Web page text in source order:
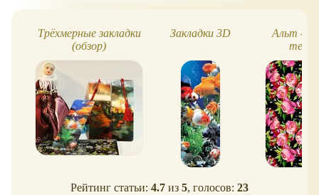
200-летию сражения под
Бородино. Использованы
фрагменты панорамы
художника Ф.А.Рубо
"Бородинская битва".
Материал: ламинированная
бумага, магнит.
Размер закладки: 4,7 см х 7
Трёхмерные закладки
(обзор)
Закладки 3D
Альт -
Рейтинг статьи: 4.7 из 5, голосов: 23